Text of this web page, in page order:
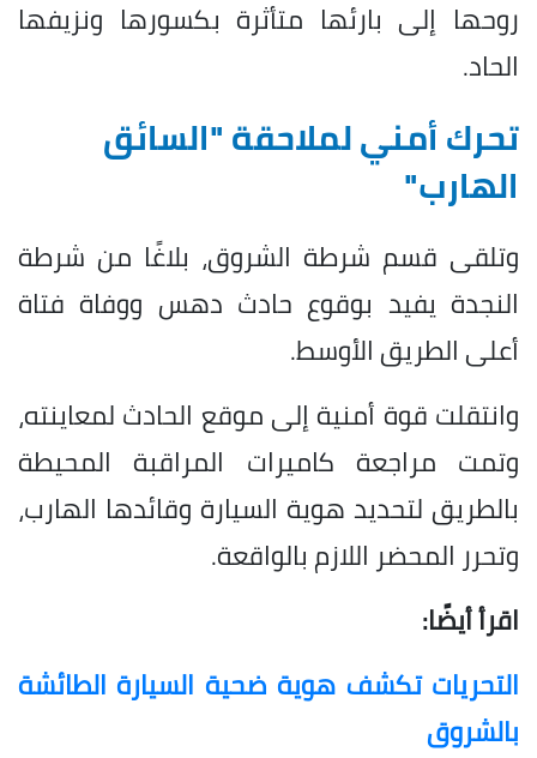
روحها إلى بارئها متأثرة بكسورها ونزيفها
الحاد.
تحرك أمني لملاحقة "السائق
الهارب"
وتلقى قسم شرطة الشروق، بلاغًا من شرطة
النجدة يفيد بوقوع حادث دهس ووفاة فتاة
أعلى الطريق الأوسط.
وانتقلت قوة أمنية إلى موقع الحادث لمعاينته،
وتمت مراجعة كاميرات المراقبة المحيطة
بالطريق لتحديد هوية السيارة وقائدها الهارب،
وتحرر المحضر اللازم بالواقعة.
اقرأ أيضًا:
التحريات تكشف هوية ضحية السيارة الطائشة
بالشروق